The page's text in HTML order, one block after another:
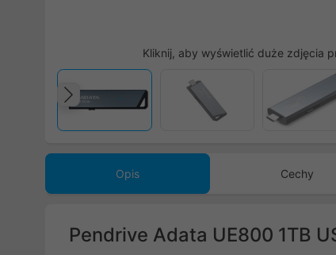
Kliknij, aby wyświetlić duże zdjęcia
Poprzedni
Opis Cechy
Pendrive Adata UE800 1TB